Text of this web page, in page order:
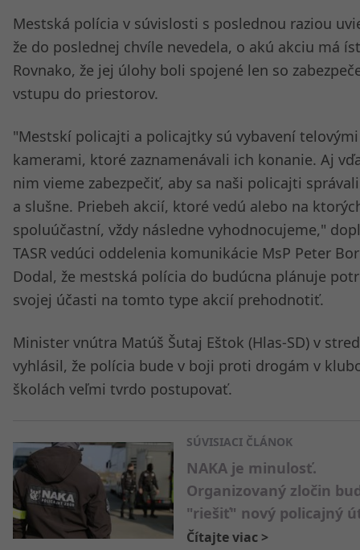
Mestská polícia v súvislosti s poslednou raziou
že do poslednej chvíle nevedela, o akú akciu má
Rovnako, že jej úlohy boli spojené len so
vstupu do priestorov.
"Mestskí policajti a policajtky sú vybavení telovými
kamerami, ktoré zaznamenávali ich konanie. Aj
nim vieme zabezpečiť, aby sa naši policajti
a slušne. Priebeh akcií, ktoré vedú alebo na
spoluúčastní, vždy následne vyhodnocujeme,"
TASR vedúci oddelenia komunikácie MsP Peter
Dodal, že mestská polícia do budúcna plánuje
svojej účasti na tomto type akcií prehodnotiť.
Minister vnútra Matúš Šutaj Eštok (Hlas-SD) v
vyhlásil, že polícia bude v boji proti drogám v
školách veľmi tvrdo postupovať.
SÚVISIACI ČLÁNOK
NAKA je minulosť.
Organizovaný zločin
"riešiť" nový policajný
Čítajte viac >